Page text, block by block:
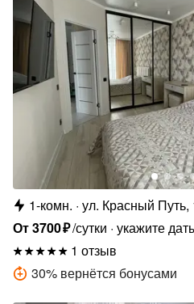
1-комн. ул. Красный Путь,
От3700₽/сутки укажите
1 отзыв
30% вернётся бонусами